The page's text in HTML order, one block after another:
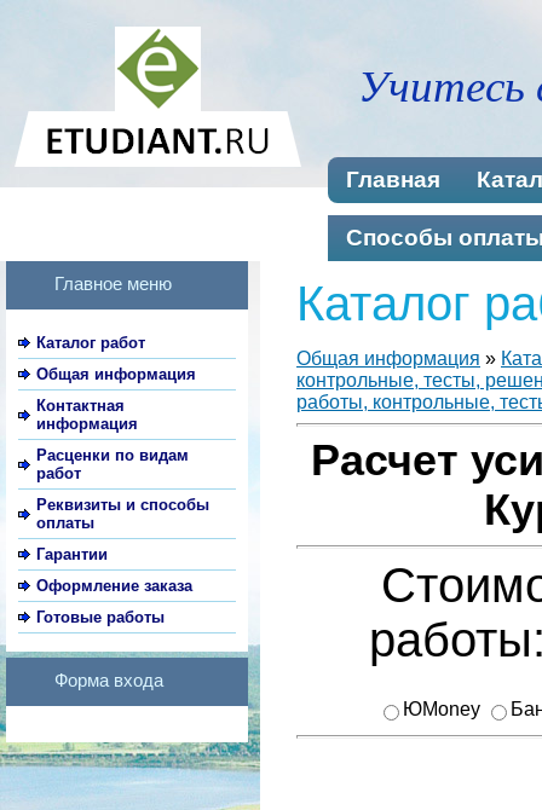
Учитесь
Главная
Способы
Главное меню
Каталог работ
Общая информация
Контактная
информация
Расценки по видам
работ
Реквизиты и способы
оплаты
Гарантии
Оформление заказа
Готовые работы
Форма входа
Каталог
Общая информация »
контрольные, тесты,
работы, контрольные,
Расчет
ЮMoney